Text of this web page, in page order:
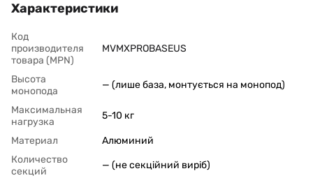
Характеристики
Код
производителя
товара (MPN)
MVMXPROBASEUS
Высота
монопода
— (лише база, монтується на монопод)
Максимальная
нагрузка
5-10 кг
Материал
Алюминий
Количество
секций
— (не секційний виріб)